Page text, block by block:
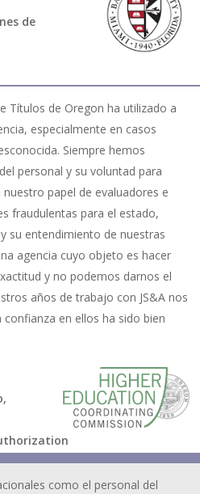
de
Títulos de Oregon ha utilizado a
especialmente en casos
Siempre hemos
personal y su voluntad para
papel de evaluadores e
fraudulentas para el estado,
su entendimiento de nuestras
agencia cuyo objeto es hacer
y no podemos darnos el
años de trabajo con JS&A nos
en ellos ha sido bien
como el personal del